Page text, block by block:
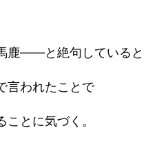
鹿――と絶句していると
言われたことで
とに気づく。